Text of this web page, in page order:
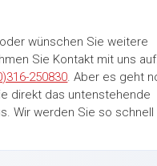
wünschen Sie weitere
Sie Kontakt mit uns
250830. Aber es geht
direkt das untenstehende
Wir werden Sie so